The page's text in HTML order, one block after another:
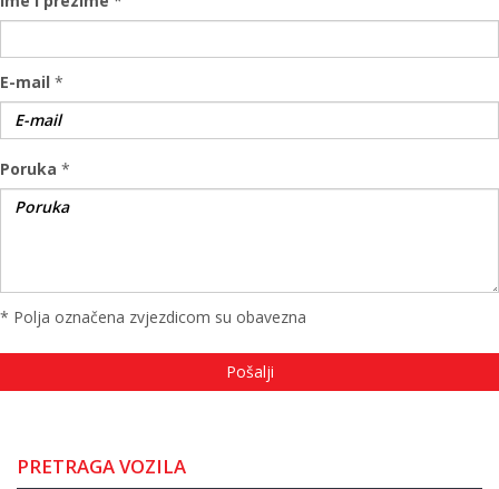
E-mail *
Poruka *
* Polja označena zvjezdicom su obavezna
PRETRAGA VOZILA